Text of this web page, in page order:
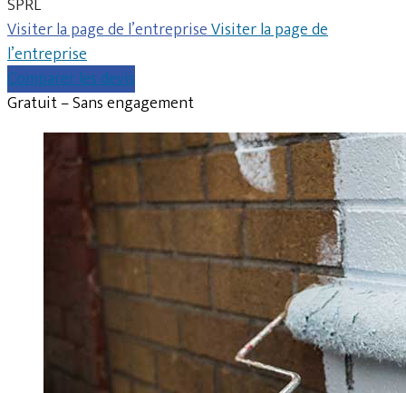
Visiter la page de l’entrepriseVisiter la page de
l’entreprise
Comparer les devis
Gratuit – Sans engagement